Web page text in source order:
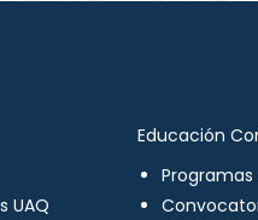
UAQ
Educación